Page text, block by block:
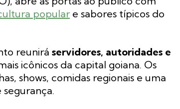
populare sabores típicos do
reunirá servidores, autoridades e
icônicos da capital goiana. Os
shows, comidas regionais e uma